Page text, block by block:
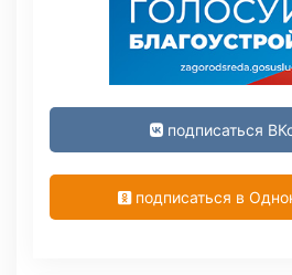
подписаться
подписаться в